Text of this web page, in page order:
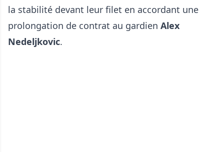
la stabilité devant leur filet en accordant une
prolongation de contrat au gardien Alex
Nedeljkovic.